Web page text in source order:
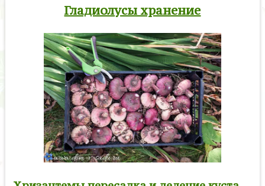
Гладиолусы хранение